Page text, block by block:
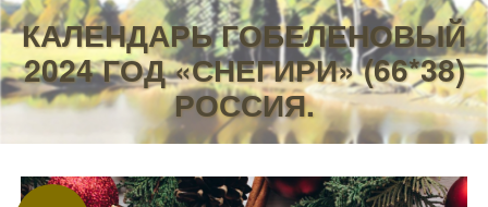
КАЛЕНДАРЬ ГОБЕЛЕНОВЫЙ
2024 ГОД «СНЕГИРИ» (66*38)
РОССИЯ.